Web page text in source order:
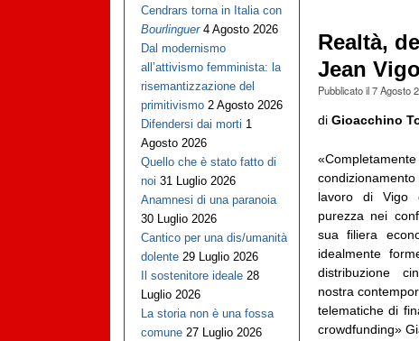
Realtà,
Jean Vigo
Pubblicato il7 Agosto
di Gioacchino
lavoro di Vigo
purezza nei
sua filiera
idealmente
distribuzione
nostra
telematiche di
crowdfunding»
Cendrars torna in Italia con
Bourlinguer 4 Agosto 2026
Dal modernismo
all’attivismo femminista: la
risemantizzazione del
primitivismo 2 Agosto 2026
Difendersi dai morti 1
Agosto 2026
Quello che è stato fatto di
noi 31 Luglio 2026
Anamnesi di una paranoia
30 Luglio 2026
Cantico per una dis/umanità
dolente 29 Luglio 2026
Il sostenitore ideale 28
Luglio 2026
La storia non è una fossa
comune 27 Luglio 2026